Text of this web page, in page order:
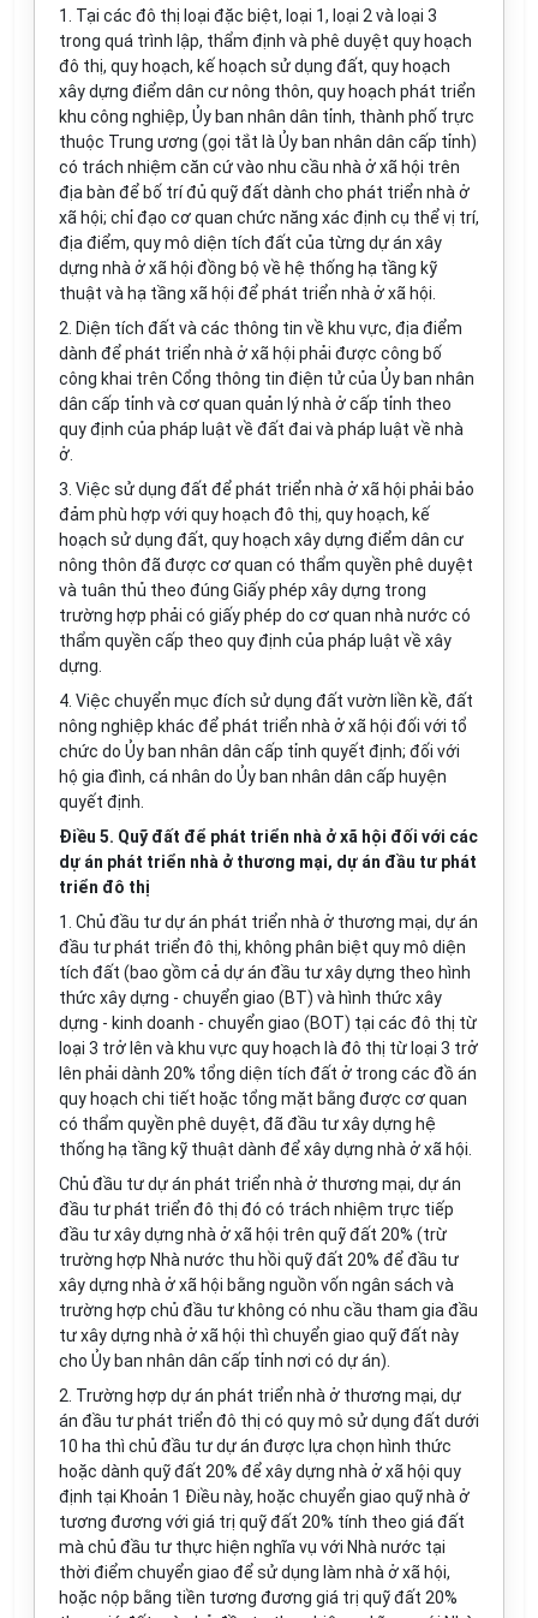
1. Tại các đô thị loại đặc biệt, loại 1, loại 2 và loại 3
trong quá trình lập, thẩm định và phê duyệt quy hoạch
đô thị, quy hoạch, kế hoạch sử dụng đất, quy hoạch
xây dựng điểm dân cư nông thôn, quy hoạch phát triển
khu công nghiệp, Ủy ban nhân dân tỉnh, thành phố trực
thuộc Trung ương (gọi tắt là Ủy ban nhân dân cấp tỉnh)
có trách nhiệm căn cứ vào nhu cầu nhà ở xã hội trên
địa bàn để bố trí đủ quỹ đất dành cho phát triển nhà ở
xã hội; chỉ đạo cơ quan chức năng xác định cụ thể vị trí,
địa điểm, quy mô diện tích đất của từng dự án xây
dựng nhà ở xã hội đồng bộ về hệ thống hạ tầng kỹ
thuật và hạ tầng xã hội để phát triển nhà ở xã hội.
2. Diện tích đất và các thông tin về khu vực, địa điểm
dành để phát triển nhà ởxã hội phải được công bố
công khai trên Cổng thông tin điện tửcủa Ủy ban nhân
dân cấp tỉnh và cơ quan quản lý nhà ở cấp tỉnh theo
quy định của pháp luật về đất đai và pháp luật về nhà
ở.
3. Việc sử dụng đất để phát triển nhà ở xã hội phải bảo
đảm phù hợp với quy hoạch đô thị, quy hoạch, kế
hoạch sửdụng đất, quy hoạch xây dựng điểm dân cư
nông thôn đã được cơ quan có thẩm quyền phê duyệt
và tuân thủ theo đúng Giấy phép xây dựng trong
trường hợp phải có giấy phép do cơ quan nhà nước có
thẩm quyền cấp theo quy định của pháp luật về xây
dựng.
4. Việc chuyển mục đích sử dụng đất vườn liền kề, đất
nông nghiệp khác đểphát triển nhà ở xã hội đối với tổ
chức do Ủy ban nhân dân cấp tỉnh quyết định; đối với
hộ gia đình, cá nhân do Ủy ban nhân dân cấp huyện
quyết định.
Điều 5. Quỹ đất để phát triển nhà ở xã hội đối với các
dự án phát triển nhà ở thương mại, dự án đầu tư phát
triển đô thị
1. Chủ đầu tư dự án phát triển nhà ở thương mại, dự án
đầu tư phát triển đô thị, không phân biệt quy mô diện
tích đất (bao gồm cả dự án đầu tư xây dựng theo hình
thức xây dựng - chuyển giao (BT) và hình thức xây
dựng - kinh doanh - chuyển giao (BOT) tại các đô thị từ
loại 3 trở lên và khu vực quy hoạch là đô thị từ loại 3 trở
lên phải dành 20% tổng diện tích đất ở trong các đồ án
quy hoạch chi tiết hoặc tổng mặt bằng được cơ quan
có thẩm quyền phê duyệt, đã đầu tư xây dựng hệ
thống hạ tầng kỹ thuật dành để xây dựng nhà ở xã hội.
Chủ đầu tư dự án phát triển nhà ở thương mại, dự án
đầu tư phát triển đô thị đó có trách nhiệm trực tiếp
đầu tư xây dựng nhà ở xã hội trên quỹ đất 20% (trừ
trường hợp Nhà nước thu hồi quỹ đất 20% để đầu tư
xây dựng nhà ở xã hội bằng nguồn vốn ngân sách và
trường hợp chủ đầu tư không có nhu cầu tham gia đầu
tư xây dựng nhà ở xã hội thì chuyển giao quỹ đất này
cho Ủy ban nhân dân cấp tỉnh nơi có dự án).
2. Trường hợp dự án phát triển nhà ở thương mại, dự
án đầu tư phát triển đô thị có quy mô sử dụng đất dưới
10 ha thì chủ đầu tư dự án được lựa chọn hình thức
hoặc dành quỹ đất 20% để xây dựng nhà ở xã hội quy
định tại Khoản 1 Điều này, hoặc chuyển giao quỹ nhà ở
tương đương với giá trị quỹ đất 20% tính theo giá đất
mà chủ đầu tư thực hiện nghĩa vụ với Nhà nước tại
thời điểm chuyển giao để sửdụng làm nhà ở xã hội,
hoặc nộp bằng tiền tương đương giá trị quỹ đất 20%